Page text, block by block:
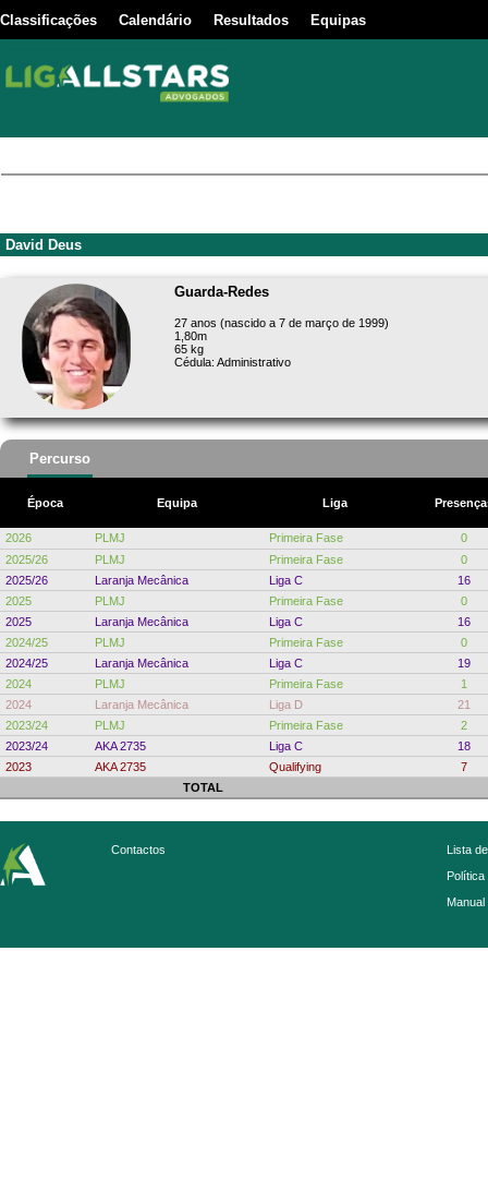
Classificações Calendário Resultados Equipas
David Deus
Guarda-Redes
27 anos (nascido a 7 de março de 1999)
1,80m
65 kg
Cédula: Administrativo
Percurso
Época Equipa Liga
2026 PLMJ Primeira Fase
0
2025/26
PLMJ Primeira Fase
0
2025/26
Laranja Mecânica Liga C
16
2025
PLMJ Primeira Fase
0
2025
Laranja Mecânica Liga C
16
2024/25
PLMJ Primeira Fase
0
2024/25
Laranja Mecânica Liga C
19
2024
PLMJ Primeira Fase
1
2024
Laranja Mecânica Liga D
21
2023/24
PLMJ Primeira Fase
2
2023/24
AKA 2735 Liga C
18
2023
AKA 2735 Qualifying
7
TOTAL
Contactos
Lista
Política